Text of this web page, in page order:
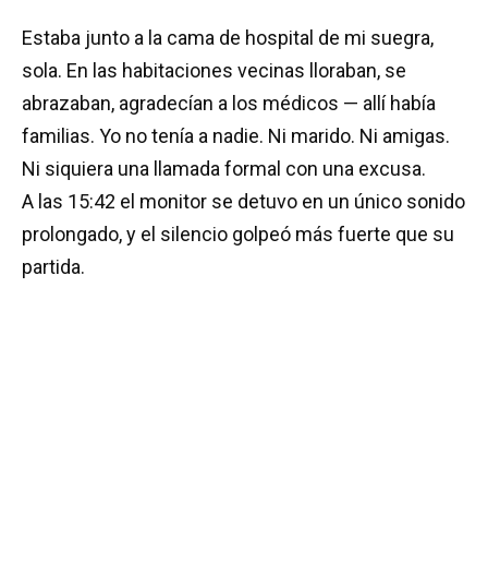
Estaba junto a la cama de hospital de mi suegra,
sola. En las habitaciones vecinas lloraban, se
abrazaban, agradecían a los médicos — allí había
familias. Yo no tenía a nadie. Ni marido. Ni amigas.
Ni siquiera una llamada formal con una excusa.
A las 15:42 el monitor se detuvo en un único sonido
prolongado, y el silencio golpeó más fuerte que su
partida.